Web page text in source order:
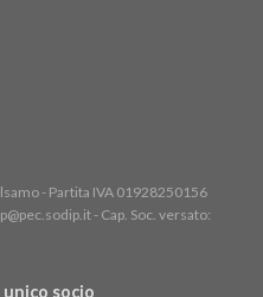
- Partita IVA 01928250156
- Cap. Soc. versato:
unico socio